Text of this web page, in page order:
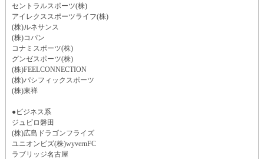
セントラルスポーツ(株)
アイレクススポーツライフ(株)
(株)ルネサンス
(株)コパン
コナミスポーツ(株)
グンゼスポーツ(株)
(株)FEELCONNECTION
(株)パシフィックスポーツ
(株)東祥
●ビジネス系
ジュビロ磐田
(株)広島ドラゴンフライズ
ユニオンビズ(株)wyvernFC
ラブリッジ名古屋